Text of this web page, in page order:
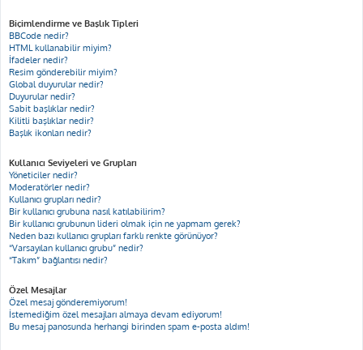
Biçimlendirme ve Başlık Tipleri
BBCode nedir?
HTML kullanabilir miyim?
İfadeler nedir?
Resim gönderebilir miyim?
Global duyurular nedir?
Duyurular nedir?
Sabit başlıklar nedir?
Kilitli başlıklar nedir?
Başlık ikonları nedir?
Kullanıcı Seviyeleri ve Grupları
Yöneticiler nedir?
Moderatörler nedir?
Kullanıcı grupları nedir?
Bir kullanıcı grubuna nasıl katılabilirim?
Bir kullanıcı grubunun lideri olmak için ne yapmam gerek?
Neden bazı kullanıcı grupları farklı renkte görünüyor?
“Varsayılan kullanıcı grubu” nedir?
“Takım” bağlantısı nedir?
Özel Mesajlar
Özel mesaj gönderemiyorum!
İstemediğim özel mesajları almaya devam ediyorum!
Bu mesaj panosunda herhangi birinden spam e-posta aldım!